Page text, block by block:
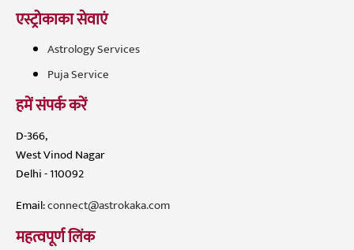
एस्ट्रोकाका सेवाएं
Astrology Services
Puja Service
हमें संपर्क करें
D-366,
West Vinod Nagar
Delhi - 110092
Email:connect@astrokaka.com
महत्वपूर्ण लिंक